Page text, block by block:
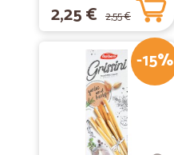
2,25 € 2,55 €
-15%